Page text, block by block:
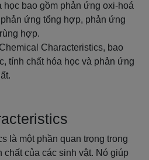
bao gồm phản ứng oxi-hoá
ứng tổng hợp, phản ứng
hợp.
Characteristics, bao
tính chất hóa học và phản ứng
là một phần quan trọng trong
của các sinh vật. Nó giúp